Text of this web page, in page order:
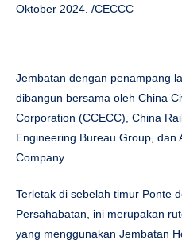
Oktober 2024. /CECCC
Jembatan dengan penampang
dibangun bersama oleh China
Corporation (CCECC), China
Engineering Bureau Group, dan
Company.
Terletak di sebelah timur Ponte
Persahabatan, ini merupakan
yang menggunakan Jembatan